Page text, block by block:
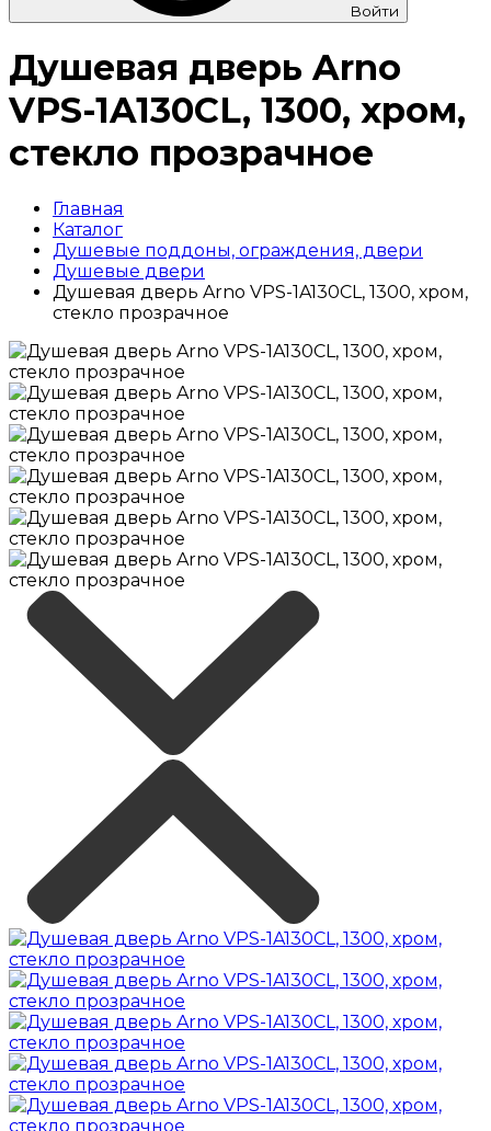
Войти
Душевая дверь Arno
VPS-1A130CL, 1300, хром,
стекло прозрачное
Главная
Каталог
Душевые поддоны, ограждения, двери
Душевые двери
Душевая дверь Arno VPS-1A130CL, 1300, хром,
стекло прозрачное